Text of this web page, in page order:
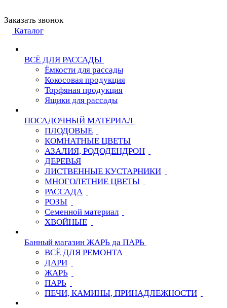
Заказать звонок
Каталог
ВСЁ ДЛЯ РАССАДЫ
Ёмкости для рассады
Кокосовая продукция
Торфяная продукция
Ящики для рассады
ПОСАДОЧНЫЙ МАТЕРИАЛ
ПЛОДОВЫЕ
КОМНАТНЫЕ ЦВЕТЫ
АЗАЛИЯ, РОДОДЕНДРОН
ДЕРЕВЬЯ
ЛИСТВЕННЫЕ КУСТАРНИКИ
МНОГОЛЕТНИЕ ЦВЕТЫ
РАССАДА
РОЗЫ
Семенной материал
ХВОЙНЫЕ
Банный магазин ЖАРЬ да ПАРЬ
ВСЁ ДЛЯ РЕМОНТА
ДАРИ
ЖАРЬ
ПАРЬ
ПЕЧИ, КАМИНЫ, ПРИНАДЛЕЖНОСТИ